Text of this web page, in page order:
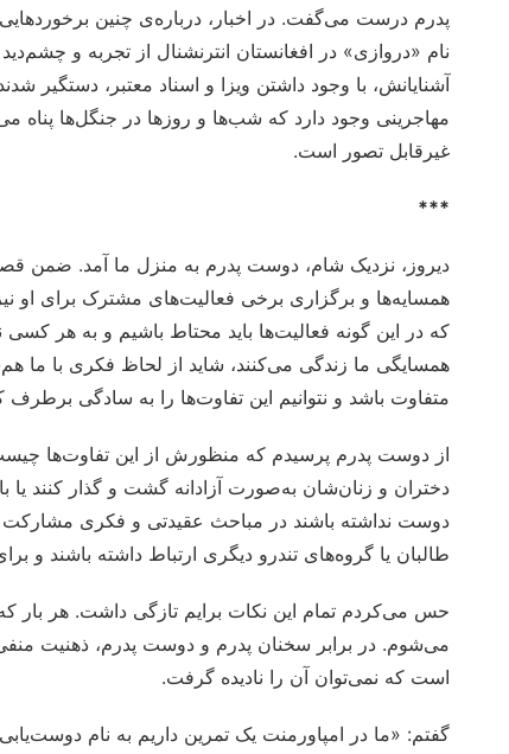
پدرم درست می‌گفت. در اخبار، درباره‌ی چنین
نام «دروازی» در افغانستان انترنشنال از تجربه و
آشنایانش، با وجود داشتن ویزا و اسناد معتبر، دستگیر
مهاجرینی وجود دارد که شب‌ها و روزها در جنگل‌ها پناه
غیرقابل تصور است.
***
دیروز، نزدیک شام، دوست پدرم به منزل ما آمد. ضمن
همسایه‌ها و برگزاری برخی فعالیت‌های مشترک برای او
که در این گونه فعالیت‌ها باید محتاط باشیم و به هر
همسایگی ما زندگی می‌کنند، شاید از لحاظ فکری با ما
متفاوت باشد و نتوانیم این تفاوت‌ها را به سادگی برطرف
از دوست پدرم پرسیدم که منظورش از این تفاوت‌ها
دختران و زنان‌شان به‌صورت آزادانه گشت و گذار کنند
دوست نداشته باشند در مباحث عقیدتی و فکری مشارکت
طالبان یا گروه‌های تندرو دیگری ارتباط داشته باشند و
حس می‌کردم تمام این نکات برایم تازگی داشت. هر بار
می‌شوم. در برابر سخنان پدرم و دوست پدرم، ذهنیت
است که نمی‌توان آن را نادیده گرفت.